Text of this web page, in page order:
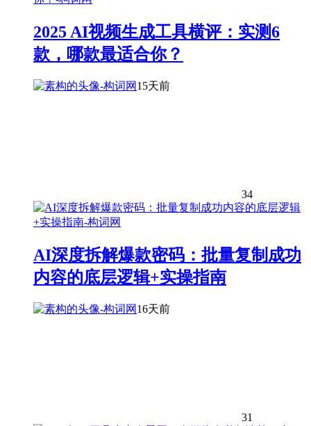
2025 AI视频生成工具横评：实测6
款，哪款最适合你？
15天前
34
AI深度拆解爆款密码：批量复制成功
内容的底层逻辑+实操指南
16天前
31